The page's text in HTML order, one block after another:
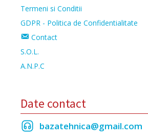
Termeni si Conditii
GDPR - Politica de Confidentialitate
Contact
S.O.L.
A.N.P.C
Date contact
bazatehnica@gmail.com